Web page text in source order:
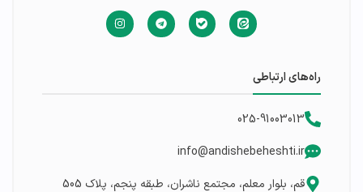
راه‌های ارتباطی
025-91003013
info@andishebeheshti.ir
قم، بلوار معلم، مجتمع ناشران، طبقه پنجم، پلاک 505